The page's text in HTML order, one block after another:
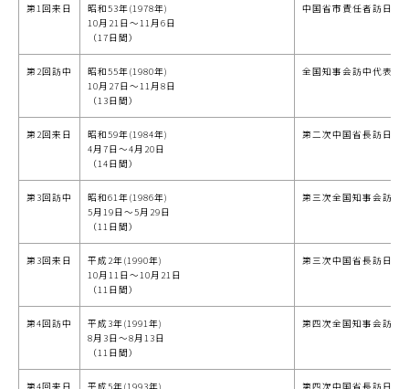
第1回来日
昭和53年(1978年)
10月21日～11月6日
（17日間）
中国省市責任者訪日代
第2回訪中
昭和55年(1980年)
10月27日～11月8日
（13日間）
全国知事会訪中代表団
第2回来日
昭和59年(1984年)
4月7日～4月20日
（14日間）
第二次中国省長訪日代
第3回訪中
昭和61年(1986年)
5月19日～5月29日
（11日間）
第三次全国知事会訪中
第3回来日
平成2年(1990年)
10月11日～10月21日
（11日間）
第三次中国省長訪日代
第4回訪中
平成3年(1991年)
8月3日～8月13日
（11日間）
第四次全国知事会訪中
第4回来日
平成5年(1993年)
第四次中国省長訪日代